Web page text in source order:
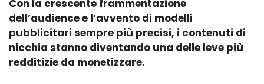
Con la crescente frammentazione
dell’audience e l’avvento di modelli
pubblicitari sempre più precisi, i contenuti di
nicchia stanno diventando una delle leve più
redditizie da monetizzare.